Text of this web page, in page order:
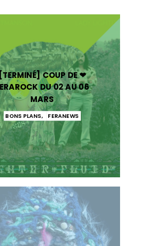
COUP DE ❤
DU 02 AU 06
MARS
BONS PLANS, FERANEWS